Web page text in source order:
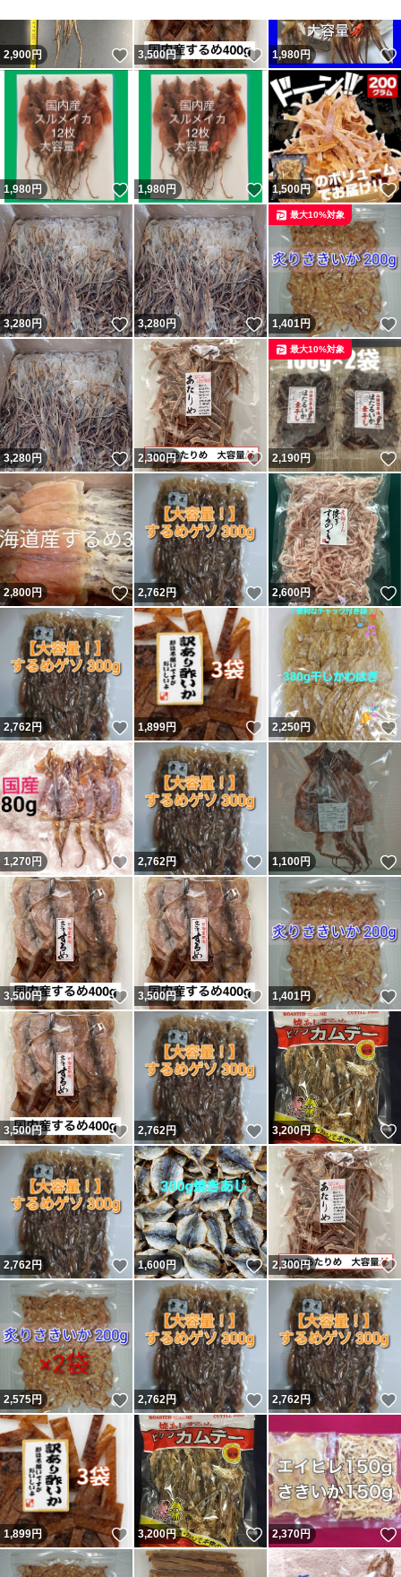
2,900円 いいね！
3,500円 いいね！
1,980円
1,980円 いいね！
1,980円 いいね！
1,500円
3,280円 いいね！
3,280円 いいね！
1,401円
最大10%対象
3,280円 いいね！
2,300円 いいね！
2,190円
最大10%対象
2,800円 いいね！
2,762円 いいね！
2,600円
2,762円 いいね！
1,899円 いいね！
2,250円
1,270円 いいね！
2,762円 いいね！
1,100円
3,500円 いいね！
3,500円 いいね！
1,401円
3,500円 いいね！
2,762円 いいね！
3,200円
2,762円 いいね！
1,600円 いいね！
2,300円
2,575円 いいね！
2,762円 いいね！
2,762円
1,899円 いいね！
3,200円 いいね！
2,370円